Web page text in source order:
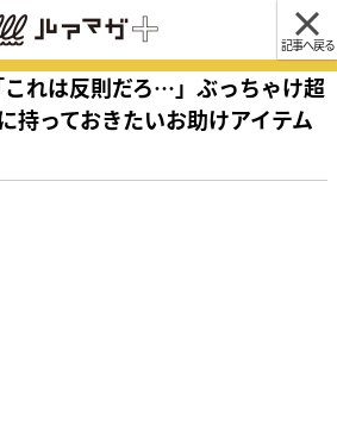
記事へ戻る
れは反則だろ…」ぶっちゃけ超
持っておきたいお助けアイテム